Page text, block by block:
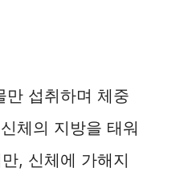
만 섭취하며 체중
체의 지방을 태워
, 신체에 가해지